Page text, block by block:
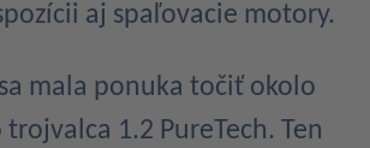
aj spaľovacie motory.
mala ponuka točiť okolo
1.2 PureTech. Ten